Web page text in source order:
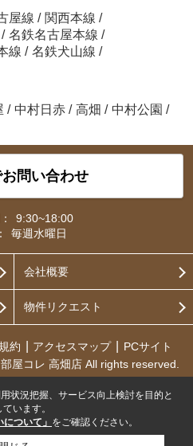
屋線 / 関西本線 /
/ 名鉄名古屋本線 /
線 / 名鉄犬山線 /
/ 中村日赤 / 高畑 / 中村公園 /
問い合わせ
9:30~18:00
毎週水曜日
会社概要
物件リクエスト
約 アクセスマップ
PCサイト
屋コレ 高畑店 All rights reserved.
状況把握、サービス向上検討を目的と
います。
ついて」 をご確認ください。